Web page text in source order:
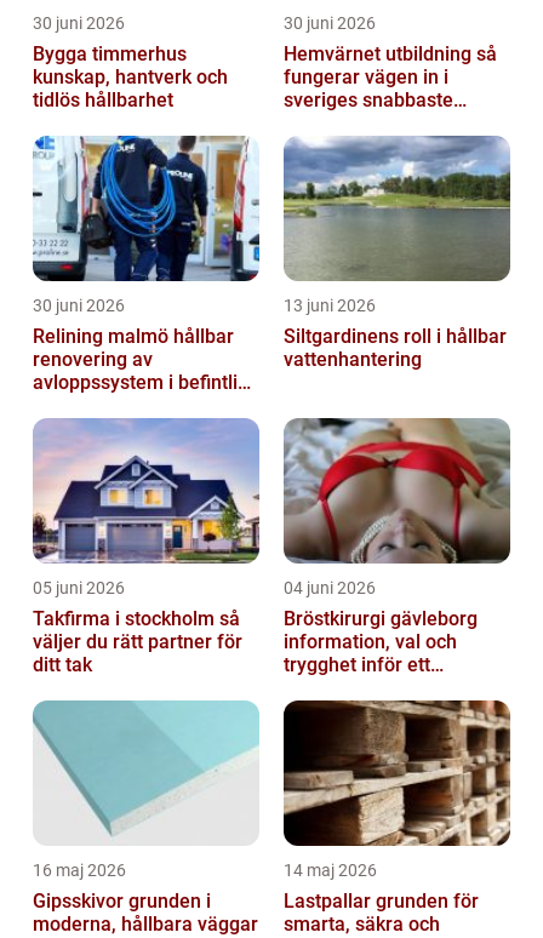
30 juni 2026
Bygga timmerhus
kunskap, hantverk och
tidlös hållbarhet
30 juni 2026
Hemvärnet utbildning så
fungerar vägen in i
sveriges snabbaste
30 juni 2026
Relining malmö hållbar
renovering av
avloppssystem i befintliga
13 juni 2026
Siltgardinens roll i hållbar
vattenhantering
05 juni 2026
Takfirma i stockholm så
väljer du rätt partner för
ditt tak
04 juni 2026
Bröstkirurgi gävleborg
information, val och
trygghet inför ett
16 maj 2026
Gipsskivor grunden i
moderna, hållbara väggar
14 maj 2026
Lastpallar grunden för
smarta, säkra och